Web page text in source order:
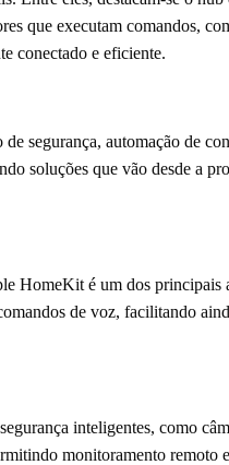
que executam comandos,
conectado e eficiente.
segurança, automação de
soluções que vão desde a
HomeKit é um dos principais
de voz, facilitando
inteligentes, como
monitoramento remoto